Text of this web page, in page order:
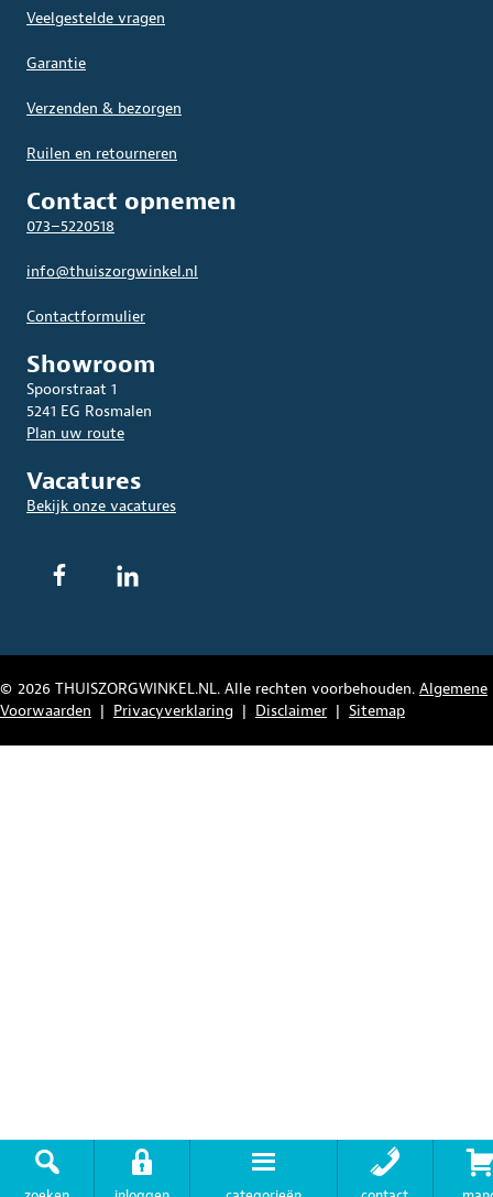
Veelgestelde vragen
Garantie
Verzenden & bezorgen
Ruilen en retourneren
Contact opnemen
073–5220518
info@thuiszorgwinkel.nl
Contactformulier
Showroom
Spoorstraat 1
5241 EG Rosmalen
Plan uw route
Vacatures
Bekijk onze vacatures
© 2026 THUISZORGWINKEL.NL. Alle rechten voorbehouden. Algemene
Voorwaarden | Privacyverklaring | Disclaimer | Sitemap